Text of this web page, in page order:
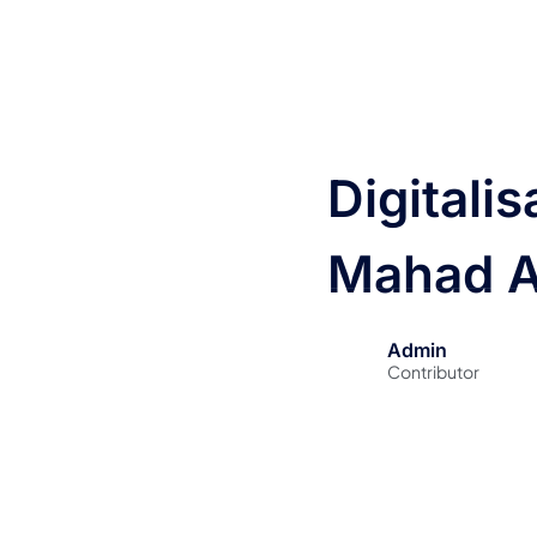
Mahad
Admin
Contributor